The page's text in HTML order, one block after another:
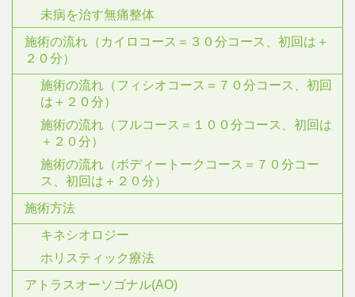
未病を治す無痛整体
施術の流れ（カイロコース＝３０分コース、初回は＋
２０分）
施術の流れ（フィシオコース＝７０分コース、初回
は＋２０分）
施術の流れ（フルコース＝１００分コース、初回は
＋２０分）
施術の流れ（ボディートークコース＝７０分コー
ス、初回は＋２０分）
施術方法
キネシオロジー
ホリスティック療法
アトラスオーソゴナル(AO)